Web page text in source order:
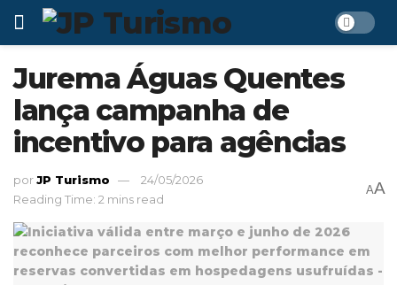
Jurema Águas Quentes
lança campanha de
incentivo para agências
porJP Turismo
24/05/2026
Reading Time: 2 mins read
AA